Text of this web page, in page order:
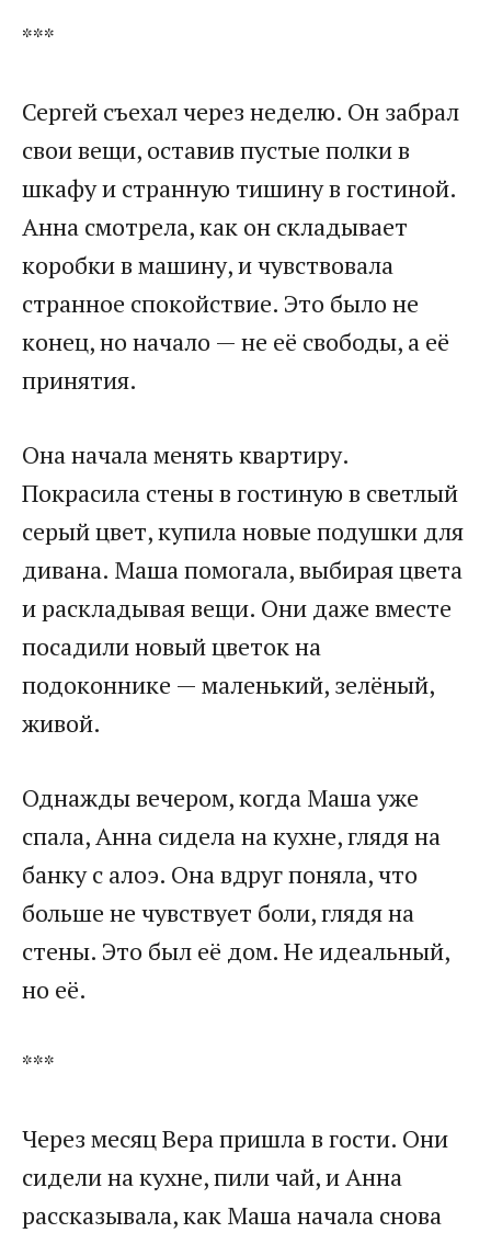
***
Сергей съехал через неделю. Он забрал
свои вещи, оставив пустые полки в
шкафу и странную тишину в гостиной.
Анна смотрела, как он складывает
коробки в машину, и чувствовала
странное спокойствие. Это было не
конец, но начало — не её свободы, а её
принятия.
Она начала менять квартиру.
Покрасила стены в гостиную в светлый
серый цвет, купила новые подушки для
дивана. Маша помогала, выбирая цвета
и раскладывая вещи. Они даже вместе
посадили новый цветок на
подоконнике — маленький, зелёный,
живой.
Однажды вечером, когда Маша уже
спала, Анна сидела на кухне, глядя на
банку с алоэ. Она вдруг поняла, что
больше не чувствует боли, глядя на
стены. Это был её дом. Не идеальный,
но её.
***
Через месяц Вера пришла в гости. Они
сидели на кухне, пили чай, и Анна
рассказывала, как Маша начала снова